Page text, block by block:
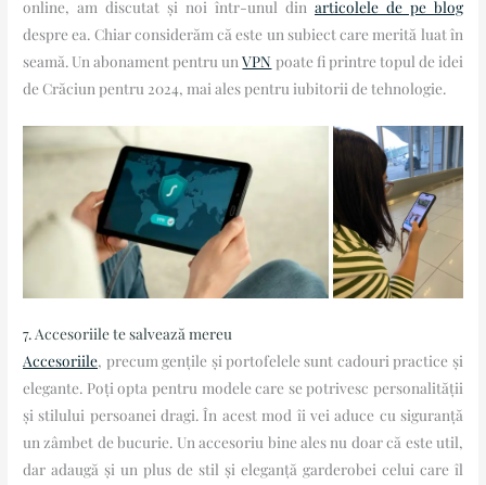
online, am discutat și noi într-unul din articolele de pe blog
despre ea. Chiar considerăm că este un subiect care merită luat în
seamă. Un abonament pentru unVPN poate fi printre topul de idei
de Crăciun pentru 2024, mai ales pentru iubitorii de tehnologie.
7. Accesoriile te salvează mereu
Accesoriile, precum gențile și portofelele sunt cadouri practice și
elegante. Poți opta pentru modele care se potrivesc personalității
și stilului persoanei dragi. În acest mod îi vei aduce cu siguranță
un zâmbet de bucurie. Un accesoriu bine ales nu doar că este util,
dar adaugă și un plus de stil și eleganță garderobei celui care îl